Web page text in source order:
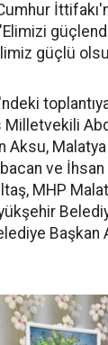
güçlü
Milletvekili
Aksu,
ve
MHP
Başkan